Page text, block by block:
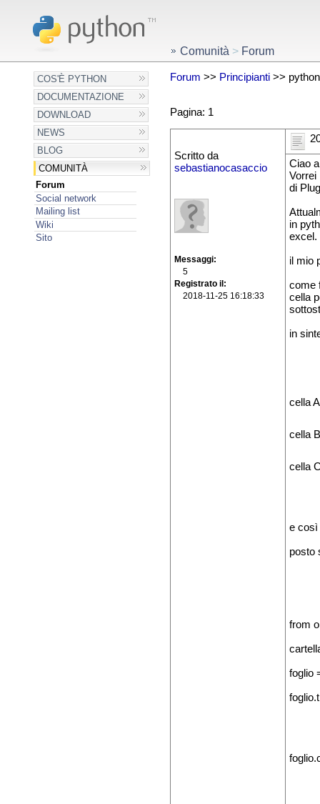
COS'È PYTHON
DOCUMENTAZIONE
DOWNLOAD
NEWS
BLOG
COMUNITÀ
Forum
Social network
Mailing list
Wiki
Sito
Comunità > Forum
Forum >> Principianti>>
Pagina: 1
Scritto da
sebastianocasaccio
Messaggi
5
Registrato il
2018-11-25 16:18:33
Ciao
Vorrei
di
in
excel.
il mio
come
cella
in
cella
cella
cella
e così
posto
from
foglio